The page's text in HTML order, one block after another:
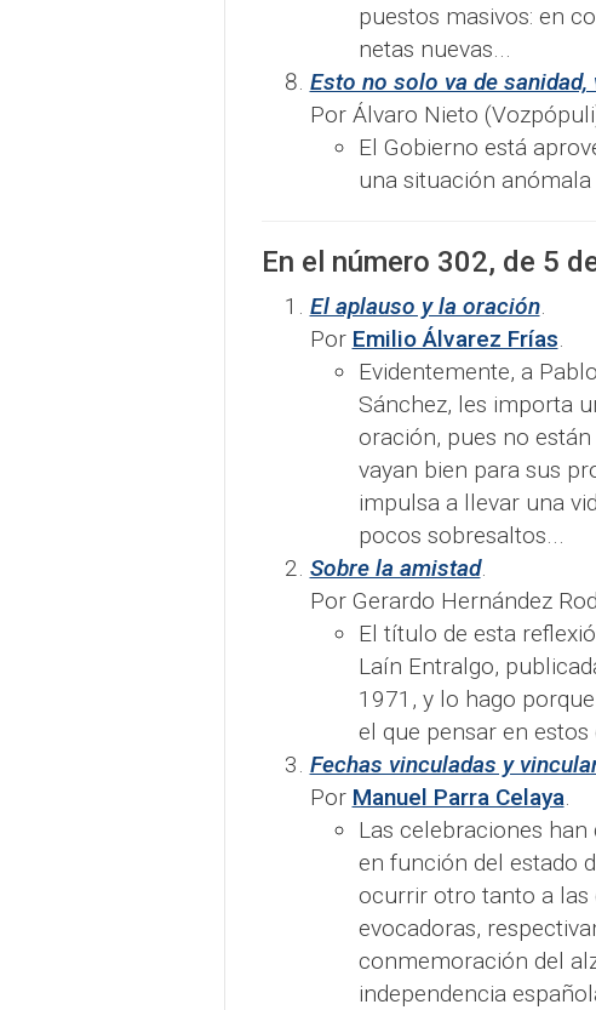
puestos masivos: en
netas nuevas...
Esto no solo va de sanidad,
Por Álvaro Nieto
El Gobierno está
una situación
En el número 302, de 5
El aplauso y la oración.
Por Emilio Álvarez Frías.
Evidentemente, a
Sánchez, les importa
oración, pues no
vayan bien para sus
impulsa a llevar una
pocos sobresaltos...
Sobre la amistad.
Por Gerardo Hernández
El título de esta
Laín Entralgo,
1971, y lo hago
el que pensar en
Fechas vinculadas y
Por Manuel Parra Celaya.
Las celebraciones
en función del estado
ocurrir otro tanto a las
evocadoras,
conmemoración del
independencia